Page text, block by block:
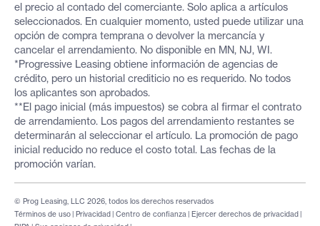
el precio al contado del comerciante. Solo aplica a artículos
seleccionados. En cualquier momento, usted puede utilizar una
opción de compra temprana o devolver la mercancía y
cancelar el arrendamiento. No disponible en MN, NJ, WI.
*Progressive Leasing obtiene información de agencias de
crédito, pero un historial crediticio no es requerido. No todos
los aplicantes son aprobados.
**El pago inicial (más impuestos) se cobra al firmar el contrato
de arrendamiento. Los pagos del arrendamiento restantes se
determinarán al seleccionar el artículo. La promoción de pago
inicial reducido no reduce el costo total. Las fechas de la
promoción varían.
Términos de uso | Privacidad | Centro de confianza | Ejercer derechos de privacidad |
© Prog Leasing, LLC 2026, todos los derechos reservados